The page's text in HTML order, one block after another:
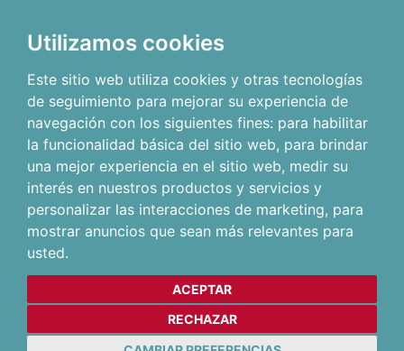
Utilizamos cookies
Este sitio web utiliza cookies y otras tecnologías
de seguimiento para mejorar su experiencia de
navegación con los siguientes fines: para habilitar
la funcionalidad básica del sitio web, para brindar
una mejor experiencia en el sitio web, medir su
interés en nuestros productos y servicios y
personalizar las interacciones de marketing, para
mostrar anuncios que sean más relevantes para
usted.
ACEPTAR
RECHAZAR